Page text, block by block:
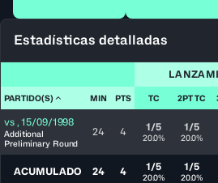
Estadísticas detalladas
PARTIDO(S) MIN PTS TC 2PT TC
vs ,15/09/1998
Additional
Preliminary Round
24 4 1/5
20.0%
1/5
20.0%
ACUMULADO 24 4 1/5
20.0%
1/5
20.0%